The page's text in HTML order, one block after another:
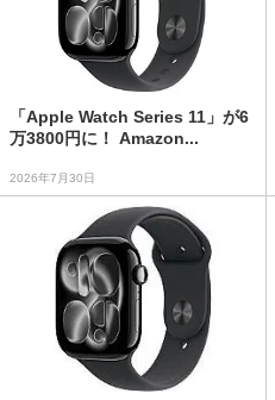
「Apple Watch Series 11」が6
万3800円に！ Amazon...
2026年7月30日